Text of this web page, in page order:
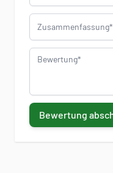
Zusammenfassung
Bewertung
Bewertung